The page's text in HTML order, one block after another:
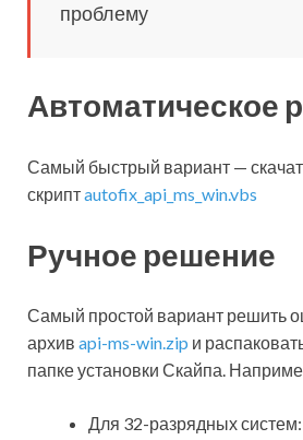
проблему
Автоматическое
Самый быстрый вариант —
скриптautofix_api_ms_win.vbs
Ручное решение
Самый простой вариант решить
архив api-ms-win.zip и
папке установки Скайпа.
Для 32-разрядных систем: